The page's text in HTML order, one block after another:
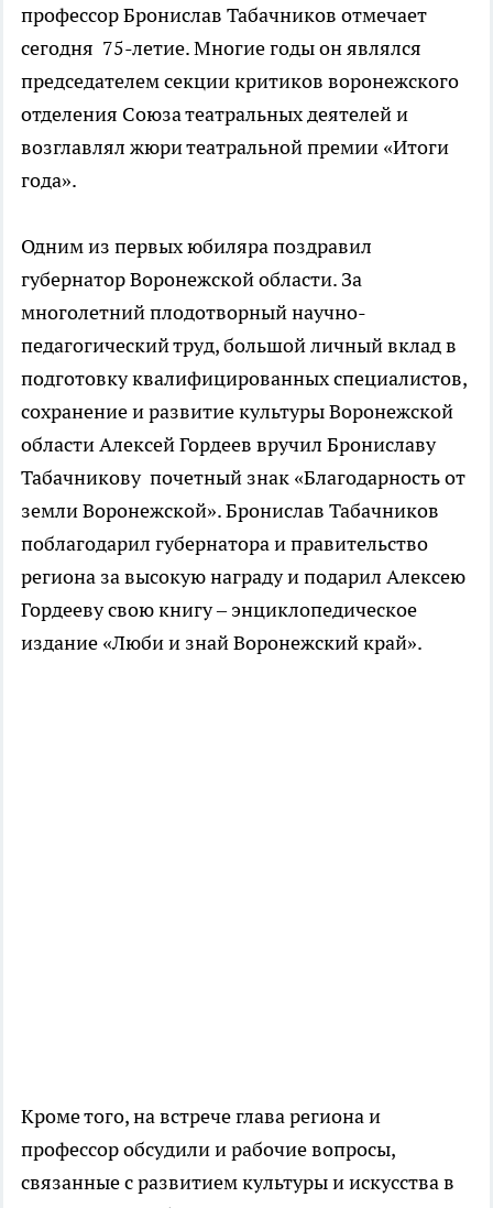
профессор Бронислав Табачников отмечает
сегодня 75-летие. Многие годы он являлся
председателем секции критиков воронежского
отделения Союза театральных деятелей и
возглавлял жюри театральной премии «Итоги
года».
Одним из первых юбиляра поздравил
губернатор Воронежской области. За
многолетний плодотворный научно-
педагогический труд, большой личный вклад в
подготовку квалифицированных специалистов,
сохранение и развитие культуры Воронежской
области Алексей Гордеев вручил Брониславу
Табачникову почетный знак «Благодарность от
земли Воронежской». Бронислав Табачников
поблагодарил губернатора и правительство
региона за высокую награду и подарил Алексею
Гордееву свою книгу – энциклопедическое
издание «Люби и знай Воронежский край».
Кроме того, на встрече глава региона и
профессор обсудили и рабочие вопросы,
связанные с развитием культуры и искусства в